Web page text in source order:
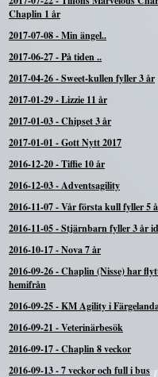
Chaplin 1 år
2017-07-08-Min ängel..
2017-06-27-På tiden ..
2017-04-26-Sweet-kullen fyller 3 år
2017-01-29-Lizzie 11 år
2017-01-03-Chipset 3 år
2017-01-01 -Gott Nytt 2017
2016-12-20-Tiffie 10 år
2016-12-03-Adventsagility
2016-11-07-Vår första kull fyller 5
2016-11-05-Stjärnbarn fyller 3 år
2016-10-17-Nova 7 år
2016-09-26-Chaplin (Nisse) har
hemifrån
2016-09-25-KM Agility i
2016-09-21 -Veterinärbesök
2016-09-17-Chaplin 8 veckor
2016-09-13-7 veckor och full i bus